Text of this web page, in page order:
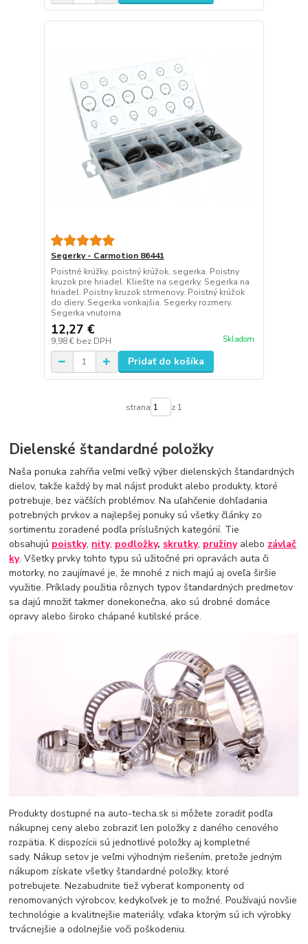
Segerky - Carmotion 86441
Poistné krúžky, poistný krúžok, segerka. Poistny
kruzok pre hriadel. Kliešte na segerky. Segerka na
hriadel. Poistny kruzok strmenovy. Poistný krúžok
do diery. Segerka vonkajšia. Segerky rozmery.
Segerka vnutorna
12,27 €
9,98 € bez DPH Skladom
Pridať do košíka
strana z 1
Dielenské štandardné položky
Naša ponuka zahŕňa veľmi veľký výber dielenských štandardných
dielov, takže každý by mal nájsť produkt alebo produkty, ktoré
potrebuje, bez väčších problémov. Na uľahčenie dohľadania
potrebných prvkov a najlepšej ponuky sú všetky články zo
sortimentu zoradené podľa príslušných kategórií. Tie
obsahujú poistky, nity, podložky, skrutky, pružinyalebo závlač
ky. Všetky prvky tohto typu sú užitočné pri opravách auta či
motorky, no zaujímavé je, že mnohé z nich majú aj oveľa širšie
využitie. Príklady použitia rôznych typov štandardných predmetov
sa dajú množiť takmer donekonečna, ako sú drobné domáce
opravy alebo široko chápané kutilské práce.
Produkty dostupné na auto-techa.sk si môžete zoradiť podľa
nákupnej ceny alebo zobraziť len položky z daného cenového
rozpätia. K dispozícii sú jednotlivé položky aj kompletné
sady. Nákup setov je veľmi výhodným riešením, pretože jedným
nákupom získate všetky štandardné položky, ktoré
potrebujete. Nezabudnite tiež vyberať komponenty od
renomovaných výrobcov, kedykoľvek je to možné. Používajú novšie
technológie a kvalitnejšie materiály, vďaka ktorým sú ich výrobky
trvácnejšie a odolnejšie voči poškodeniu.